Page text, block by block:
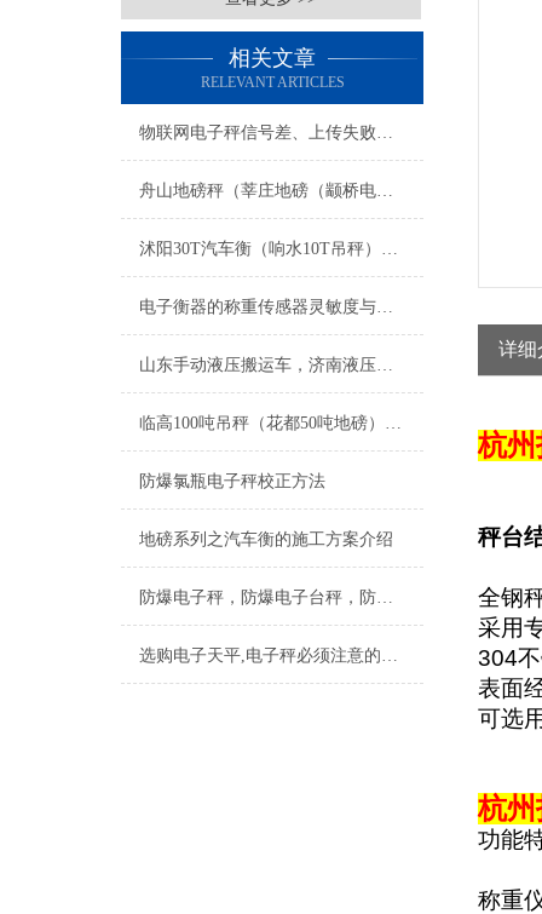
相关文章
RELEVANT ARTICLES
物联网电子秤信号差、上传失败？常见故障排查与解决办法
舟山地磅秤（莘庄地磅（颛桥电子汽车衡维修
沭阳30T汽车衡（响水10T吊秤）句容60T地磅）武进汽车磅称维修
电子衡器的称重传感器灵敏度与衡器量程的关系
山东手动液压搬运车，济南液压搬运秤，叉车秤
临高100吨吊秤（花都50吨地磅）青冈汽车衡）斗门120T汽车衡维修
防爆氯瓶电子秤校正方法
地磅系列之汽车衡的施工方案介绍
防爆电子秤，防爆电子台秤，防爆地磅，防爆电子地磅
选购电子天平,电子秤必须注意的九个建议
详细
杭
秤台
全钢
采用
304
表面
可选
杭
功能
称重